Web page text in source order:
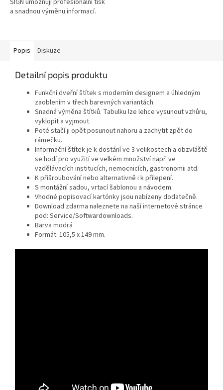
a snadnou výměnu informací.
Popis Diskuze
Detailní popis produktu
Funkční dveřní štítek s moderním designem a úhledným
zaoblením v třech barevných variantách.
Snadná výměna štítků. Tabulku lze lehce vysunout vzhůru,
vyklopit a vyjmout.
Poté stačí ji opět posunout nahoru a zachytit zpět do
rámečku.
Informační štítek je k dostání ve 3 velikostech a obzvláště
se hodí pro využití ve velkém množství např. ve
vzdělávacích institucích, nemocnicích, gastronomii atd.
K přišroubování nebo alternativně i k přilepení.
S montážní sadou, vrtací šablonou a návodem.
Vhodné popisovací kartónky jsou nabízeny dodatečně.
Download zdarma naleznete na naší internetové stránce
pod: Service/Softwardownloads.
Barva modrá
Formát: 105,5 x 149 mm.